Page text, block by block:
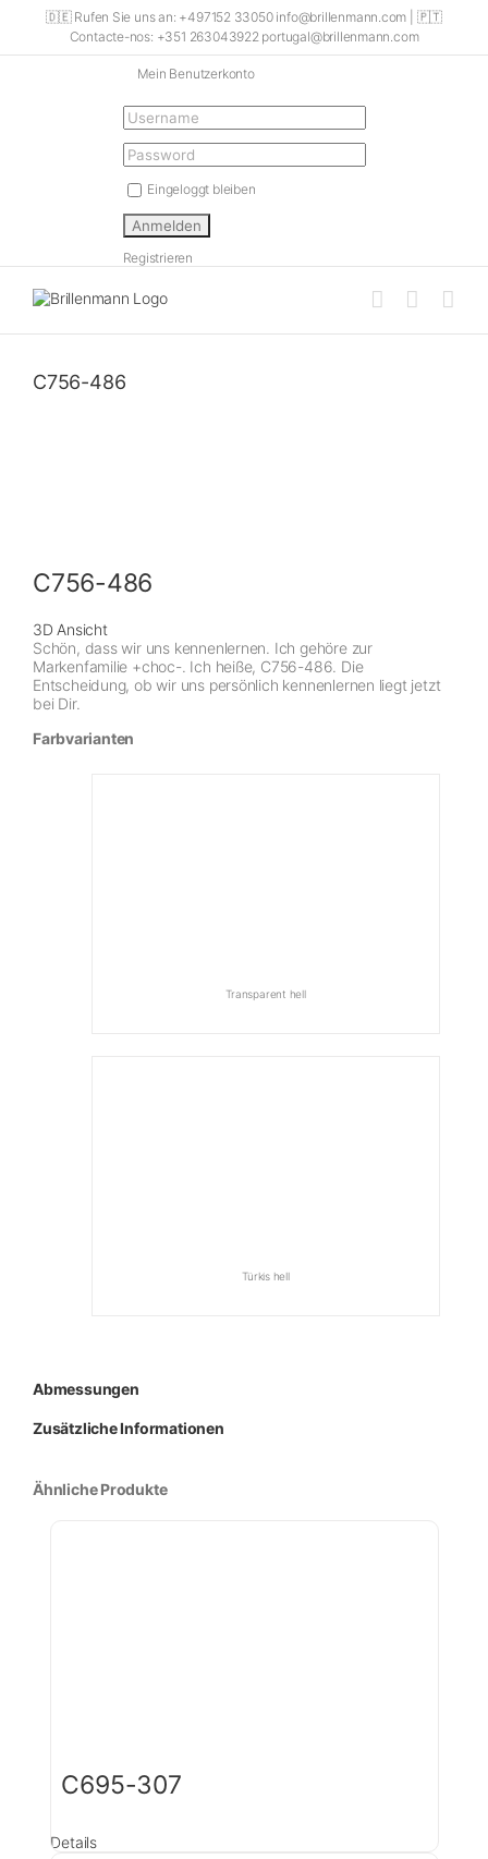
🇩🇪 Rufen Sie uns an: +497152 33050 info@brillenmann.com | 🇵🇹
Contacte-nos: +351 263043922 portugal@brillenmann.com
Mein Benutzerkonto
Eingeloggt bleiben
Registrieren
C756-486
C756-486
3D Ansicht
Schön, dass wir uns kennenlernen. Ich gehöre zur
Markenfamilie +choc-. Ich heiße, C756-486. Die
Entscheidung, ob wir uns persönlich kennenlernen liegt jetzt
bei Dir.
Farbvarianten
Transparent hell
Türkis hell
Abmessungen
Zusätzliche Informationen
Ähnliche Produkte
C695-307
Details